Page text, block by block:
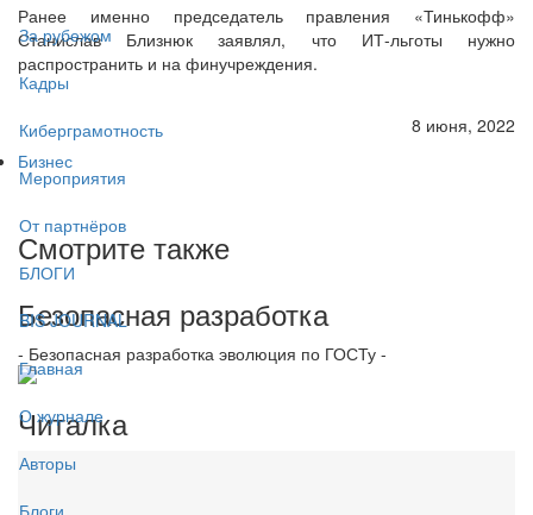
За рубежом
Кадры
Киберграмотность
Мероприятия
От партнёров
БЛОГИ
BIS JOURNAL
Главная
О журнале
Авторы
Блоги
Ранее именно председатель правления «Тинькофф»
Станислав Близнюк заявлял, что ИТ-льготы нужно
распространить и на финучреждения.
8 июня, 2022
Бизнес
Смотрите также
Безопасная разработка
- Безопасная разработка эволюция по ГОСТу -
Читалка